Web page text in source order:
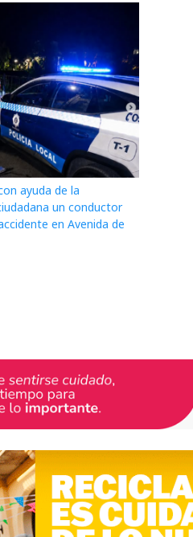
ayuda de la
un conductor
en Avenida de